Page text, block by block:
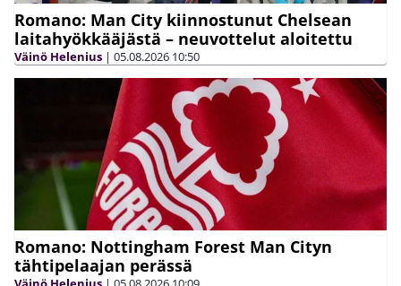
Romano: Man City kiinnostunut Chelsean
laitahyökkääjästä – neuvottelut aloitettu
Väinö Helenius | 05.08.2026 10:50
Romano: Nottingham Forest Man Cityn
tähtipelaajan perässä